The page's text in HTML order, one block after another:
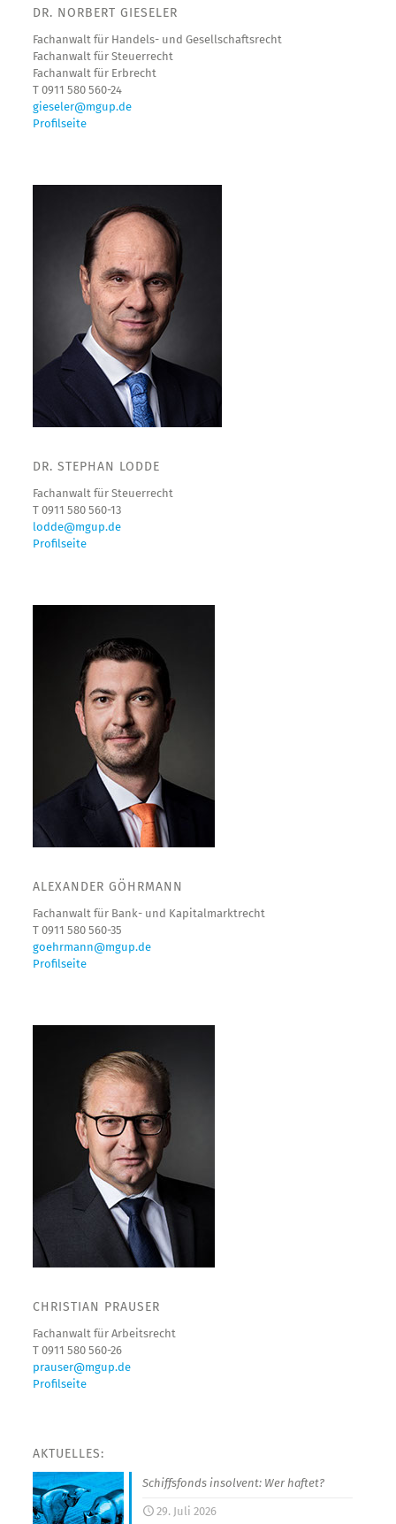
DR. NORBERT GIESELER
Fachanwalt für Handels- und Gesellschaftsrecht
Fachanwalt für Steuerrecht
Fachanwalt für Erbrecht
T 0911 580 560-24
gieseler@mgup.de
Profilseite
DR. STEPHAN LODDE
Fachanwalt für Steuerrecht
T 0911 580 560-13
lodde@mgup.de
Profilseite
ALEXANDER GÖHRMANN
Fachanwalt für Bank- und Kapitalmarktrecht
T 0911 580 560-35
goehrmann@mgup.de
Profilseite
CHRISTIAN PRAUSER
Fachanwalt für Arbeitsrecht
T 0911 580 560-26
prauser@mgup.de
Profilseite
AKTUELLES:
Schiffsfonds insolvent: Wer haftet?
29. Juli 2026